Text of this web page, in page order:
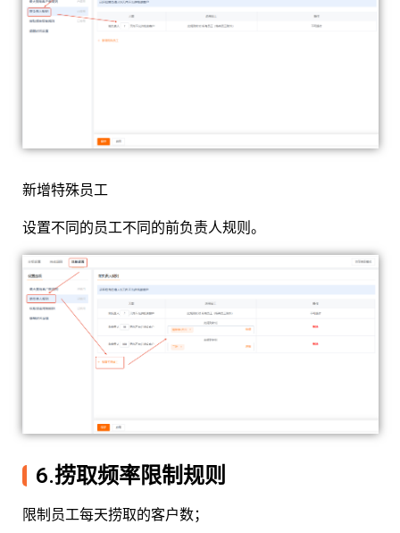
新增特殊员工
设置不同的员工不同的前负责人规则。
6.捞取频率限制规则
限制员工每天捞取的客户数；